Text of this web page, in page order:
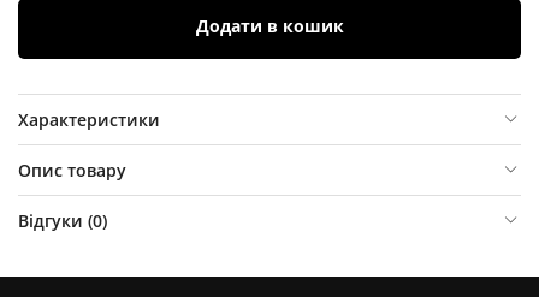
Додати в кошик
Характеристики
Опис товару
Відгуки (0)